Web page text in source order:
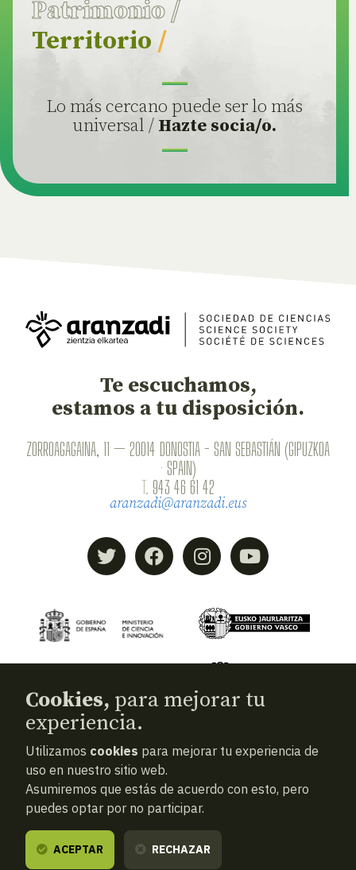
Patrimonio/
Territorio /
Lo más cercano puede ser lo más
universal / Hazte socia/o.
Te escuchamos,
estamos a tu disposición.
ZORROAGAGAINA, 11 — 20014 DONOSTIA - SAN SEBASTIÁN (GIPUZKOA
· SPAIN)
T. 943 46 61 42
aranzadi@aranzadi.eus
© 2026Aranzadi — Zientzia elkartea
Términos y condiciones
Política de privacidad
Cookies
Cookies, para mejorar tu
experiencia.
Utilizamos cookies para mejorar tu experiencia de
uso en nuestro sitio web.
Asumiremos que estás de acuerdo con esto, pero
puedes optar por no participar.
ACEPTAR RECHAZAR